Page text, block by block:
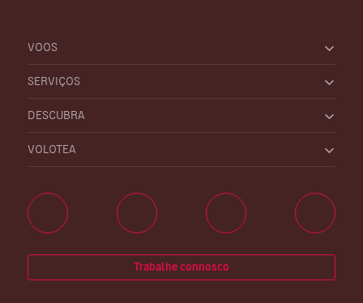
VOOS
SERVIÇOS
DESCUBRA
VOLOTEA
Trabalhe connosco